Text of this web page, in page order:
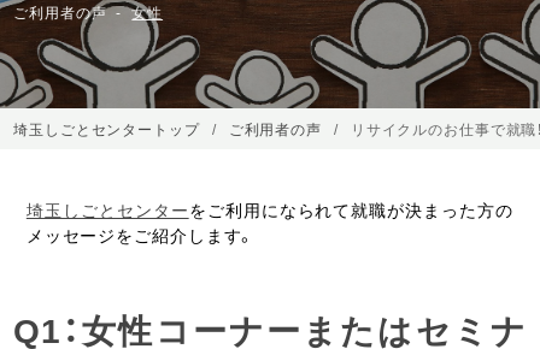
ご利用者の声 女性
埼玉しごとセンタートップ ご利用者の声 リサイクルのお仕事で就職
埼玉しごとセンターをご利用になられて就職が決まった方の
メッセージをご紹介します。
Q1：女性コーナーまたはセミナ